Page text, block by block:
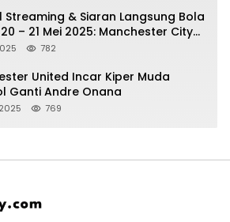
Streaming & Siaran Langsung Bola
– 21 Mei 2025: Manchester City
782
United Incar Kiper Muda
Ganti Andre Onana
769